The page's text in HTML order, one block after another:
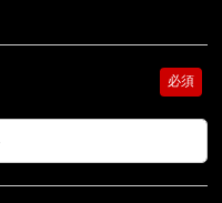
必須